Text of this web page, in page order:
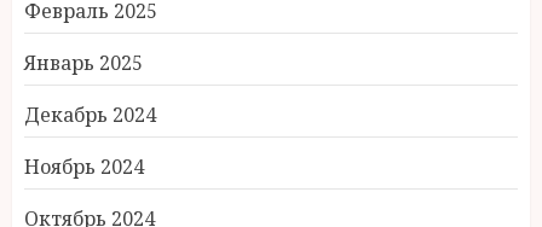
Февраль 2025
Январь 2025
Декабрь 2024
Ноябрь 2024
Октябрь 2024